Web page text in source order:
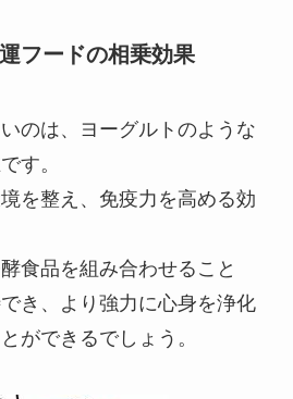
フードの相乗効果
のは、ヨーグルトのような
す。
を整え、免疫力を高める効
食品を組み合わせること
き、より強力に心身を浄化
ができるでしょう。